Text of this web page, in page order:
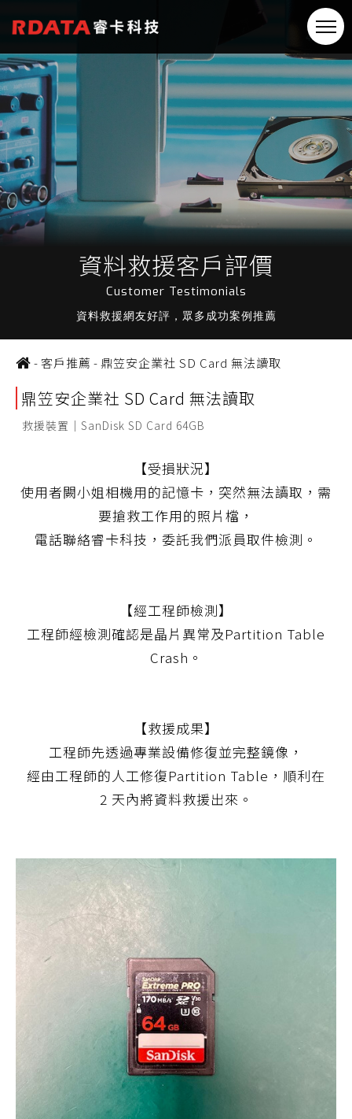
資料救援客戶評價
Customer Testimonials
資料救援網友好評，眾多成功案例推薦
-客戶推薦 -鼎笠安企業社 SD Card 無法讀取
鼎笠安企業社 SD Card 無法讀取
救援裝置｜SanDisk SD Card 64GB
【受損狀況】
使用者闕小姐相機用的記憶卡，突然無法讀取，需
要搶救工作用的照片檔，
電話聯絡睿卡科技，委託我們派員取件檢測。
【經工程師檢測】
工程師經檢測確認是晶片異常及Partition Table
Crash。
【救援成果】
工程師先透過專業設備修復並完整鏡像，
經由工程師的人工修復Partition Table，順利在
2 天內將資料救援出來。